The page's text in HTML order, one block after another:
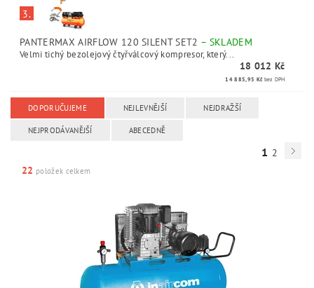
3.
PANTERMAX AIRFLOW 120 SILENT SET2 – SKLADEM
Velmi tichý bezolejový čtyřválcový kompresor, který...
18 012 Kč
14 885,95 Kč bez DPH
DOPORUČUJEME NEJLEVNĚJŠÍ NEJDRAŽŠÍ
NEJPRODÁVANĚJŠÍ ABECEDNĚ
1 2
22 položek celkem